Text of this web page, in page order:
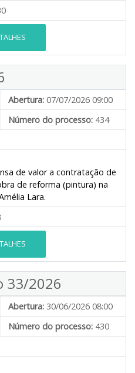
Abertura: 07/07/2026 09:00
Número do processo: 434
de valor a contratação de
de reforma (pintura) na
Lara.
33/2026
Abertura: 30/06/2026 08:00
Número do processo: 430